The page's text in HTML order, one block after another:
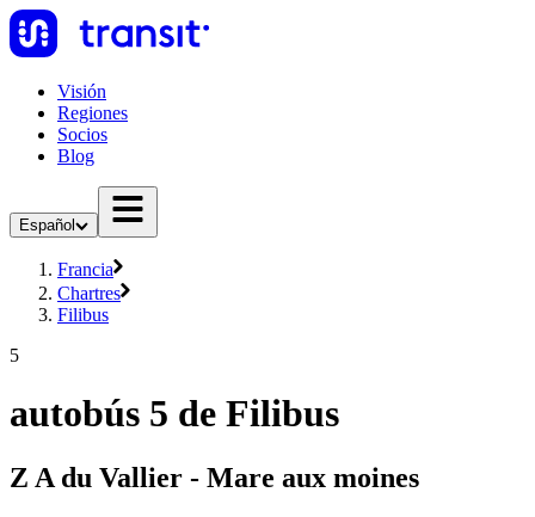
Visión
Regiones
Socios
Blog
Español
Francia
Chartres
Filibus
5
autobús 5 de Filibus
Z A du Vallier - Mare aux moines